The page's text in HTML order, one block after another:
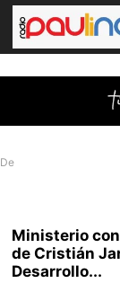
De
Ministerio
de Cristián
Desarrollo...